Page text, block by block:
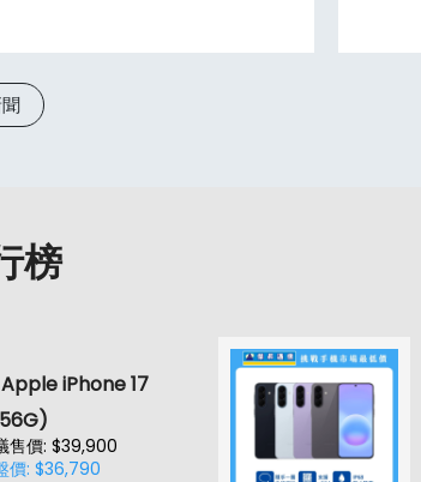
榜
Apple iPhone 17
售價: $39,900
價: $36,790